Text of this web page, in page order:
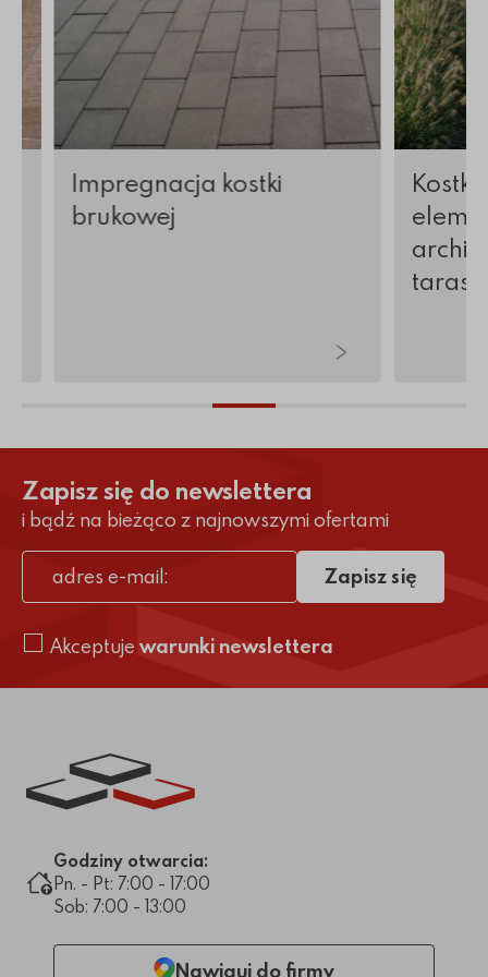
Impregnacja kostki
brukowej
tarasy
Zapisz się do newslettera
i bądź na bieżąco z najnowszymi ofertami
adres e-mail
Akceptuje warunki newslettera
Zapisz się
Link do strony głównej
Godziny otwarcia:
Pn. - Pt: 7:00 - 17:00
Sob: 7:00 - 13:00
Nawiguj do firmy